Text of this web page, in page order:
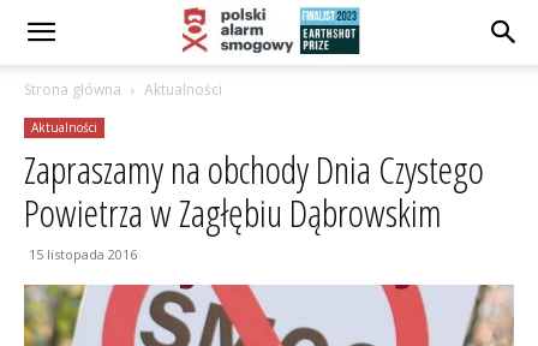
Strona główna Aktualności
Aktualności
Zapraszamy na obchody Dnia Czystego
Powietrza w Zagłębiu Dąbrowskim
15 listopada 2016